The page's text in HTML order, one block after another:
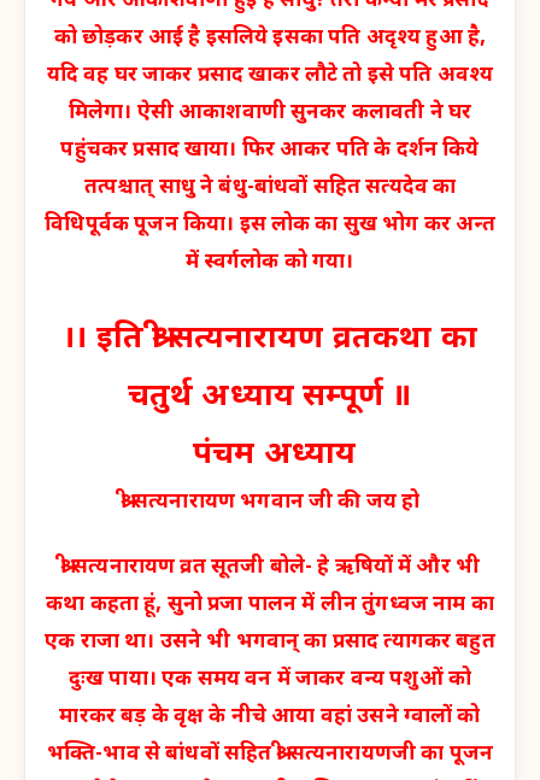
को छोड़कर आई है इसलिये इसका पति अदृश्य हुआ है,
यदि वह घर जाकर प्रसाद खाकर लौटे तो इसे पति अवश्य
मिलेगा। ऐसी आकाशवाणी सुनकर कलावती ने घर
पहुंचकर प्रसाद खाया। फिर आकर पति के दर्शन किये
तत्पश्चात् साधु ने बंधु-बांधवों सहित सत्यदेव का
विधिपूर्वक पूजन किया। इस लोक का सुख भोग कर अन्त
में स्वर्गलोक को गया।
।। इति श्री सत्यनारायण व्रतकथा का
चतुर्थ अध्याय सम्पूर्ण ॥
पंचम अध्याय
श्री सत्यनारायण भगवान जी की जय हो
श्री सत्यनारायण व्रत सूतजी बोले- हे ऋषियों में और भी
कथा कहता हूं, सुनो प्रजा पालन में लीन तुंगध्वज नाम का
एक राजा था। उसने भी भगवान् का प्रसाद त्यागकर बहुत
दुःख पाया। एक समय वन में जाकर वन्य पशुओं को
मारकर बड़ के वृक्ष के नीचे आया वहां उसने ग्वालों को
भक्ति-भाव से बांधवों सहित श्री सत्यनारायणजी का पूजन